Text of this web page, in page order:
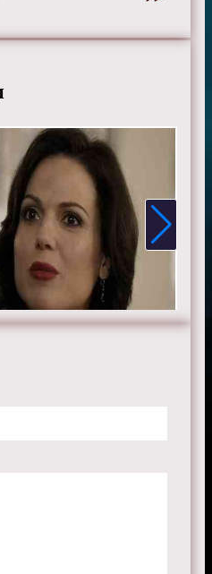
Джаред Гилмор, Роберт
Рэвин, Колин О'Донохью,
Сока, Ребекка Мэйдер,
и Мекиа Кокс.
17 серию «
Однажды в
HD качестве, на
телевизоре на сайте